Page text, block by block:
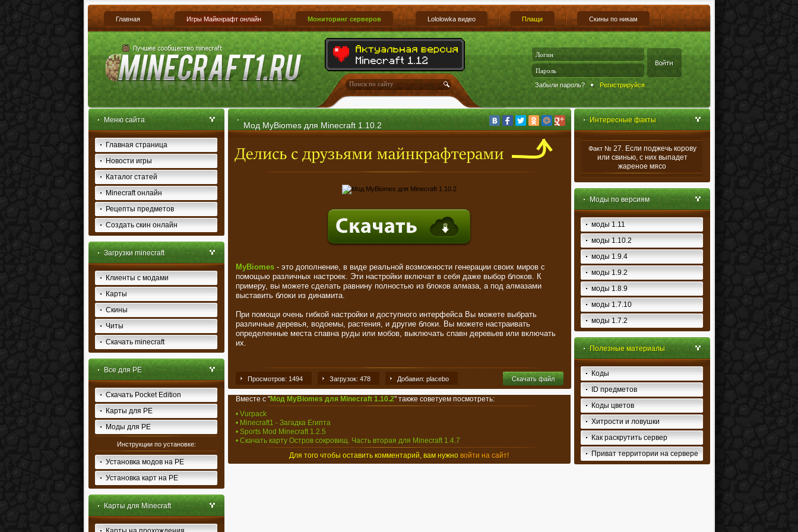
Главная Игры Майкнрафт онлайн Мониторинг серверов Lololowka видео Плащи Скины по никам
Забыли пароль? Регистрируйся
Меню сайта
Главная страница
Новости игры
Каталог статей
Minecraft онлайн
Рецепты предметов
Создать скин онлайн
Загрузки minecraft
Клиенты с модами
Карты
Скины
Читы
Скачать minecraft
Все для PE
Скачать Pocket Edition
Карты для PE
Моды для PE
Инструкции по установке:
Установка модов на PE
Установка карт на PE
Карты для Minecraft
Интересные факты
Факт № 27. Если поджечь корову
или свинью, с них выпадет
жареное мясо
Моды по версиям
моды 1.11
моды 1.10.2
моды 1.9.4
моды 1.9.2
моды 1.8.9
моды 1.7.10
моды 1.7.2
Полезные материалы
Коды
ID предметов
Коды цветов
Хитрости и ловушки
Как раскрутить сервер
Приват территории на сервере
Мод MyBiomes для Minecraft 1.10.2
MyBiomes- это дополнение, в виде реальной возможности генерации своих миров с
помощью различных настроек. Эти настройки включат в себя даже выбор блоков. К
примеру, вы можете сделать равнину полностью из блоков алмаза, а под алмазами
выставить блоки из динамита.
При помощи очень гибкой настройки и доступного интерфейса Вы можете выбрать
различные деревья, водоемы, растения, и другие блоки. Вы можете настраивать
определенные места спавна руды или мобов, выключать спавн деревьев или включать
их.
Просмотров: 1494 Загрузок: 478 Добавил: placebo Скачать файл
Вместе с "Мод MyBiomes для Minecraft 1.10.2" также советуем посмотреть:
• Vurpack
• Minecraft1 - Загадка Египта
• Sports Mod Minecraft 1.2.5
• Скачать карту Остров сокровищ. Часть вторая для Minecraft 1.4.7
Для того чтобы оставить комментарий, вам нужно войти на сайт!